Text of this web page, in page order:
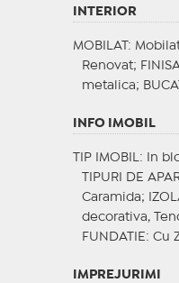
INTERIOR
MOBILAT :
Renovat;
metalica;
INFO IMOBIL
TIP IMOBIL : In
TIPURI DE
Caramida;
decorativa,
FUNDATIE : Cu
IMPREJURIMI